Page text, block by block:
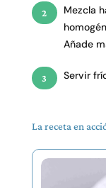
Mezcla
Añade
Servir
La receta en